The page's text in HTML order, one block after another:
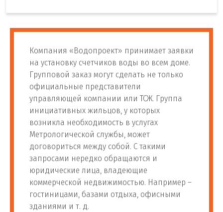
Компания «Водопроект» принимает заявки
на установку счетчиков воды во всем доме.
Групповой заказ могут сделать не только
официальные представители
управляющей компании или ТСЖ. Группа
инициативных жильцов, у которых
возникла необходимость в услугах
Метрологической службы, может
договориться между собой. С такими
запросами нередко обращаются и
юридические лица, владеющие
коммерческой недвижимостью. Например –
гостиницами, базами отдыха, офисными
зданиями и т. д.